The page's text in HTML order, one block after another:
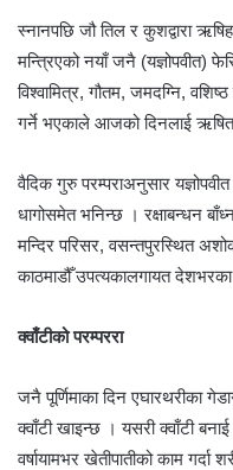
स्नानपछि जौ तिल र कुशद्वारा
मन्त्रिएको नयाँ जनै (यज्ञोपवीत)
विश्वामित्र, गौतम, जमदग्नि,
गर्ने भएकाले आजको दिनलाई
वैदिक गुरु परम्पराअनुसार
धागोसमेत भनिन्छ । रक्षाबन्धन
मन्दिर परिसर, वसन्तपुरस्थित
काठमाडौँ उपत्यकालगायत
क्वाँटीको परम्पररा
जनै पूर्णिमाका दिन एघारथरीका
क्वाँटी खाइन्छ । यसरी क्वाँटी
वर्षायामभर खेतीपातीको काम गर्दा